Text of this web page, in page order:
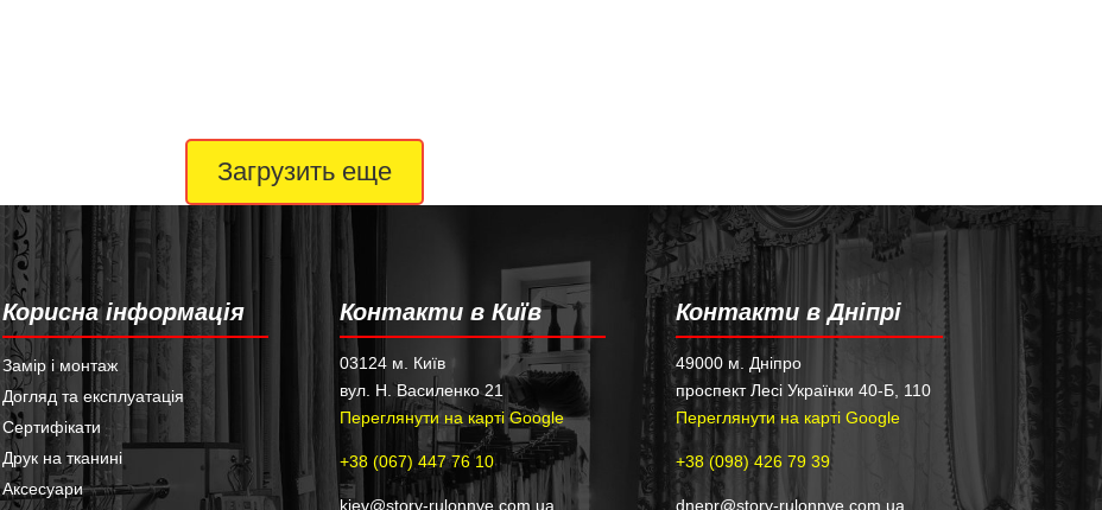
Загрузить еще
Корисна інформація
Замір і монтаж
Догляд та експлуатація
Сертифікати
Друк на тканині
Аксесуари
Контакти в Київ
03124 м. Київ
вул. Н. Василенко 21
Переглянути на карті Google
+38 (067) 447 76 10
kiev@story-rulonnye.com.ua
Контакти в Дніпрі
49000 м. Дніпро
проспект Лесі Українки 40-Б, 110
Переглянути на карті Google
+38 (098) 426 79 39
dnepr@story-rulonnye.com.ua